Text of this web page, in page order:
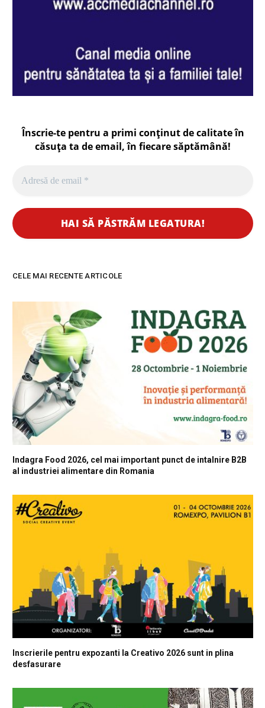
Înscrie-te pentru a primi conținut de calitate în
căsuța ta de email, în fiecaresăptămână!
CELE MAI RECENTE ARTICOLE
Indagra Food 2026, cel mai important punct de intalnire B2B
al industriei alimentare din Romania
Inscrierile pentru expozanti la Creativo 2026 sunt in plina
desfasurare